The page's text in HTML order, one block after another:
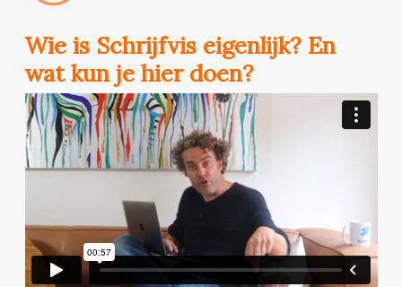
Wie is Schrijfvis eigenlijk? En
wat kun je hier doen?